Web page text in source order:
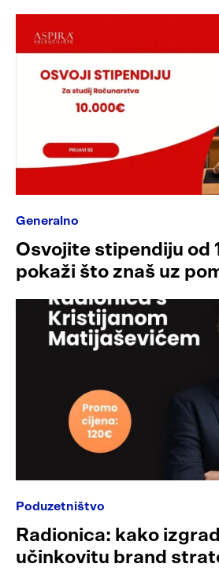
Generalno
Osvojite stipendiju od
pokaži što znaš uz
Poduzetništvo
Radionica: kako
učinkovitu brand